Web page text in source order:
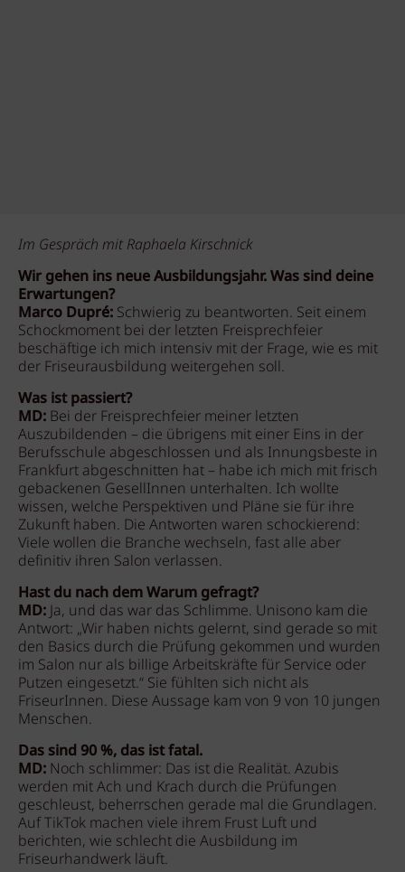
Im Gespräch mit Raphaela Kirschnick
Wir gehen ins neue Ausbildungsjahr. Was sind deine
Erwartungen?
Marco Dupré: Schwierig zu beantworten. Seit einem
Schockmoment bei der letzten Freisprechfeier
beschäftige ich mich intensiv mit der Frage, wie es mit
der Friseurausbildung weitergehen soll.
Was ist passiert?
MD: Bei der Freisprechfeier meiner letzten
Auszubildenden – die übrigens mit einer Eins in der
Berufsschule abgeschlossen und als Innungsbeste in
Frankfurt abgeschnitten hat – habe ich mich mit frisch
gebackenen GesellInnen unterhalten. Ich wollte
wissen, welche Perspektiven und Pläne sie für ihre
Zukunft haben. Die Antworten waren schockierend:
Viele wollen die Branche wechseln, fast alle aber
definitiv ihren Salon verlassen.
Hast du nach dem Warum gefragt?
MD:Ja, und das war das Schlimme. Unisono kam die
Antwort: „Wir haben nichts gelernt, sind gerade so mit
den Basics durch die Prüfung gekommen und wurden
im Salon nur als billige Arbeitskräfte für Service oder
Putzen eingesetzt.“ Sie fühlten sich nicht als
FriseurInnen. Diese Aussage kam von 9 von 10 jungen
Menschen.
Das sind 90 %, das ist fatal.
MD: Noch schlimmer: Das ist die Realität. Azubis
werden mit Ach und Krach durch die Prüfungen
geschleust, beherrschen gerade mal die Grundlagen.
Auf TikTok machen viele ihrem Frust Luft und
berichten, wie schlecht die Ausbildung im
Friseurhandwerk läuft.